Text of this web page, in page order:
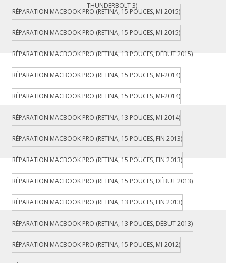
THUNDERBOLT 3)
RÉPARATION MACBOOK PRO (RETINA, 15 POUCES, MI-2015)
RÉPARATION MACBOOK PRO (RETINA, 15 POUCES, MI-2015)
RÉPARATION MACBOOK PRO (RETINA, 13 POUCES, DÉBUT 2015)
RÉPARATION MACBOOK PRO (RETINA, 15 POUCES, MI-2014)
RÉPARATION MACBOOK PRO (RETINA, 15 POUCES, MI-2014)
RÉPARATION MACBOOK PRO (RETINA, 13 POUCES, MI-2014)
RÉPARATION MACBOOK PRO (RETINA, 15 POUCES, FIN 2013)
RÉPARATION MACBOOK PRO (RETINA, 15 POUCES, FIN 2013)
RÉPARATION MACBOOK PRO (RETINA, 15 POUCES, DÉBUT 2013)
RÉPARATION MACBOOK PRO (RETINA, 13 POUCES, FIN 2013)
RÉPARATION MACBOOK PRO (RETINA, 13 POUCES, DÉBUT 2013)
RÉPARATION MACBOOK PRO (RETINA, 15 POUCES, MI-2012)